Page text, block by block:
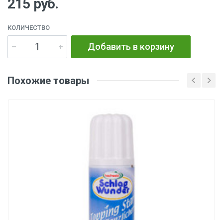
215 руб.
КОЛИЧЕСТВО
Добавить в корзину
Похожие товары